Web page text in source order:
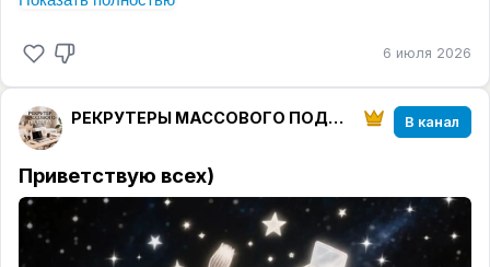
"красному флагу" из представленной статьи.
вещаю)
🎯 Обещают недостижимые результаты.
✅ Мой комментарий.
Согласна с автором, действительно странно,
6 июля 2026
РЕКРУТЕРЫ МАССОВОГО ПОДБОРА В канал
Приветствую всех)